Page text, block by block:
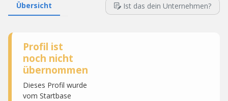
Übersicht Ist das dein Unternehmen?
Profil ist
noch nicht
übernommen
Dieses Profil wurde
vom Startbase